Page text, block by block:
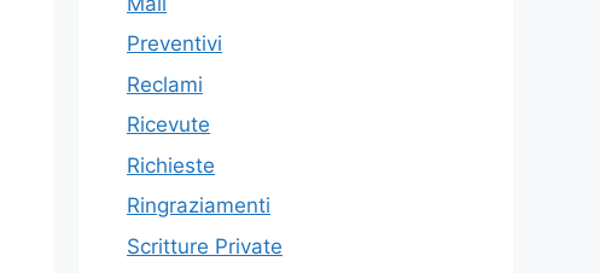
Preventivi
Reclami
Ricevute
Richieste
Ringraziamenti
Scritture Private